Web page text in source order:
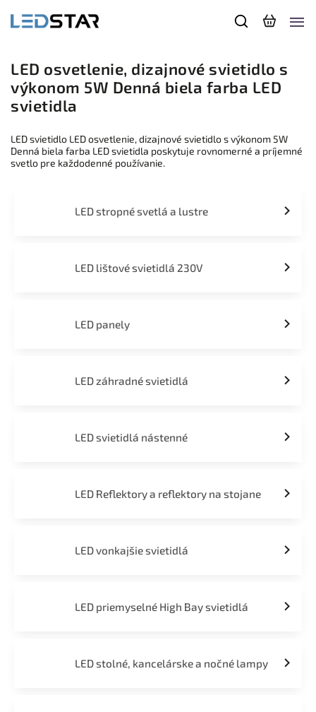
LED osvetlenie, dizajnové svietidlo s
výkonom 5W Denná biela farba LED
svietidla
LED svietidlo LED osvetlenie, dizajnové svietidlo s výkonom 5W
Denná biela farba LED svietidla poskytuje rovnomerné a príjemné
svetlo pre každodenné používanie.
LED stropné svetlá a lustre
LED lištové svietidlá 230V
LED panely
LED záhradné svietidlá
LED svietidlá nástenné
LED Reflektory a reflektory na stojane
LED vonkajšie svietidlá
LED priemyselné High Bay svietidlá
LED stolné, kancelárske a nočné lampy